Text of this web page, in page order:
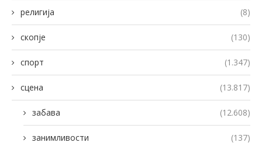
религија (8)
скопје (130)
спорт (1.347)
сцена (13.817)
забава (12.608)
занимливости (137)